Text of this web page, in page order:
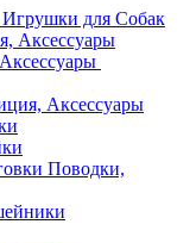
Игрушки для Собак
Аксессуары
Поводки,